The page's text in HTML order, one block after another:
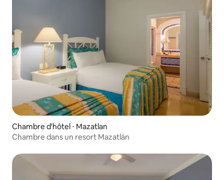
Chambre d'hôtel ⋅ Mazatlan
Chambre dans un resort Mazatlán